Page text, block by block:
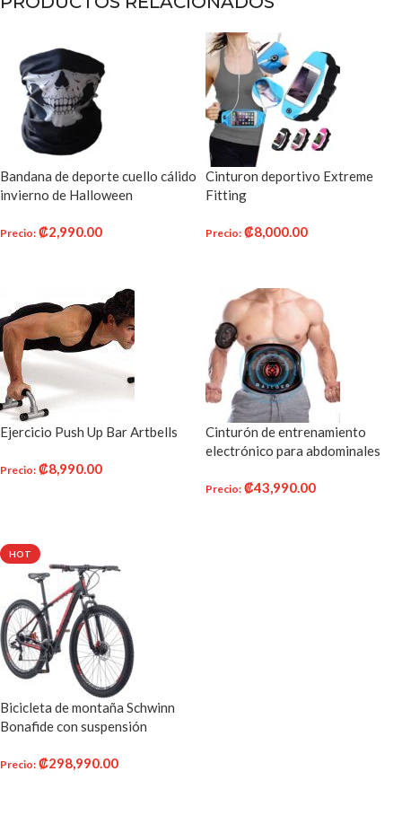
Bandana de deporte cuello cálido
invierno de Halloween
Precio: ₡2,990.00
Cinturon deportivo Extreme
Fitting
Precio: ₡8,000.00
Ejercicio Push Up Bar Artbells
Precio: ₡8,990.00
Cinturón de entrenamiento
electrónico para abdominales
Precio: ₡43,990.00
HOT
Bicicleta de montaña Schwinn
Bonafide con suspensión
aluminio mediano / 17 pulgadas y
Precio: ₡298,990.00